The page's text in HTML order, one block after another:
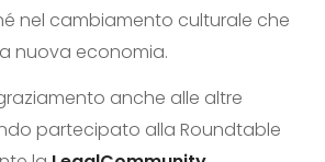
nel cambiamento culturale che
nuova economia.
anche alle altre
partecipato alla Roundtable